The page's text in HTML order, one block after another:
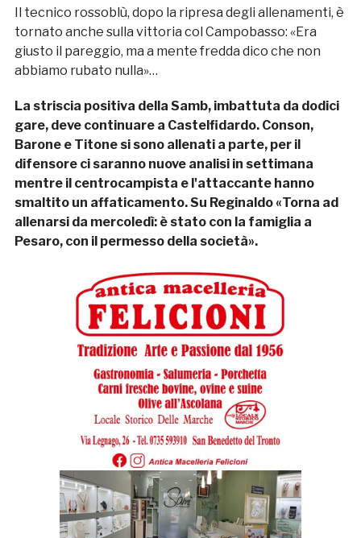
Il tecnico rossoblù, dopo la ripresa degli allenamenti, è
tornato anche sulla vittoria col Campobasso: «Era
giusto il pareggio, ma a mente fredda dico che non
abbiamo rubato nulla»…
La striscia positiva della Samb, imbattuta da dodici
gare, deve continuare a Castelfidardo. Conson,
Barone e Titone si sono allenati a parte, per il
difensore ci saranno nuove analisi in settimana
mentre il centrocampista e l'attaccante hanno
smaltito un affaticamento. Su Reginaldo «Torna ad
allenarsi da mercoledì: è stato con la famiglia a
Pesaro, con il permesso della società».